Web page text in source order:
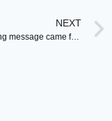
NEXT
A threatening message came from Abhay Chautala : चौटाला के लिए UK से आया धमकी भरा वॉयस मैसेज, बेटे कर्ण का पुलिस पर कार्रवाई नहीं करने का आरोप